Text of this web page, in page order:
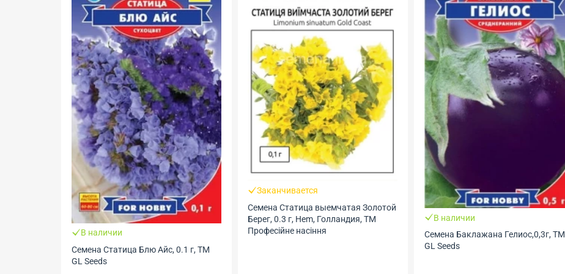
В наличии
Семена Статица Блю Айс, 0.1 г, ТМ
GL Seeds
Заканчивается
Семена Статица выемчатая Золотой
Берег, 0.3 г, Hem, Голландия, ТМ
Професійне насіння
В наличии
Семена Баклажана Гелиос,0,3г, ТМ
GL Seeds